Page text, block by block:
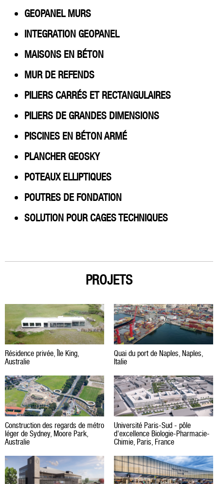
GEOPANEL MURS
INTEGRATION GEOPANEL
MAISONS EN BÉTON
MUR DE REFENDS
PILIERS CARRÉS ET RECTANGULAIRES
PILIERS DE GRANDES DIMENSIONS
PISCINES EN BÉTON ARMÉ
PLANCHER GEOSKY
POTEAUX ELLIPTIQUES
POUTRES DE FONDATION
SOLUTION POUR CAGES TECHNIQUES
PROJETS
Résidence privée, Île King,
Australie
Quai du port de Naples, Naples,
Italie
Construction des regards de métro
léger de Sydney, Moore Park,
Australie
Université Paris-Sud - pôle
d'excellence Biologie-Pharmacie-
Chimie, Paris, France